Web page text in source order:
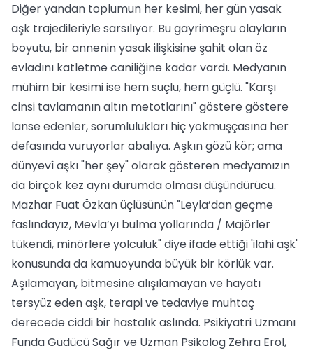
Diğer yandan toplumun her kesimi, her gün yasak
aşk trajedileriyle sarsılıyor. Bu gayrimeşru olayların
boyutu, bir annenin yasak ilişkisine şahit olan öz
evladını katletme caniliğine kadar vardı. Medyanın
mühim bir kesimi ise hem suçlu, hem güçlü. "Karşı
cinsi tavlamanın altın metotlarını" göstere göstere
lanse edenler, sorumlulukları hiç yokmuşçasına her
defasında vuruyorlar abalıya. Aşkın gözü kör; ama
dünyevî aşkı "her şey" olarak gösteren medyamızın
da birçok kez aynı durumda olması düşündürücü.
Mazhar Fuat Özkan üçlüsünün "Leyla’dan geçme
faslındayız, Mevla’yı bulma yollarında / Majörler
tükendi, minörlere yolculuk" diye ifade ettiği 'ilahi aşk'
konusunda da kamuoyunda büyük bir körlük var.
Aşılamayan, bitmesine alışılamayan ve hayatı
tersyüz eden aşk, terapi ve tedaviye muhtaç
derecede ciddi bir hastalık aslında. Psikiyatri Uzmanı
Funda Güdücü Sağır ve Uzman Psikolog Zehra Erol,